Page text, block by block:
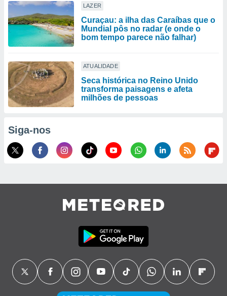
LAZER
Curaçau: a ilha das Caraíbas que o
Mundial pôs no radar (e onde o
bom tempo parece não falhar)
ATUALIDADE
Seca histórica no Reino Unido
transforma paisagens e afeta
milhões de pessoas
Siga-nos